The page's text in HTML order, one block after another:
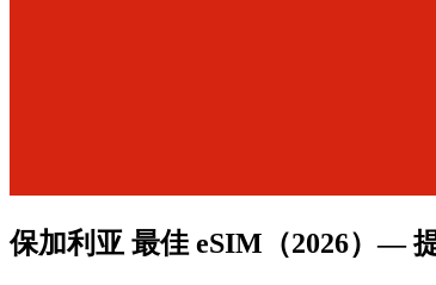
保加利亚 最佳 eSIM （2026）—